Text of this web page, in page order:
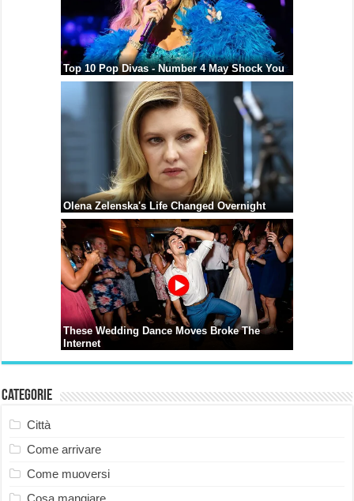
Categorie
Città
Come arrivare
Come muoversi